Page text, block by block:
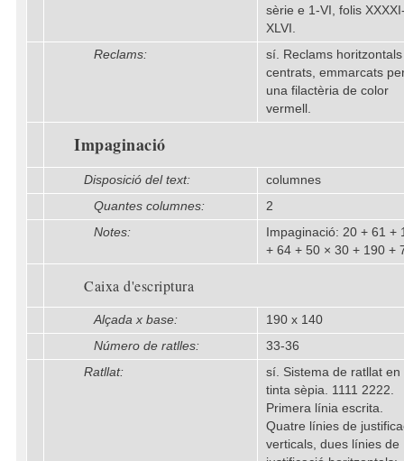
sèrie e 1-VI, folis
XLVI.
Reclams:
sí. Reclams horitzontals
centrats, emmarcats
una filactèria de color
vermell.
Impaginació
Disposició del text:
columnes
Quantes columnes:
2
Notes:
Impaginació: 20 + 61 +
+ 64 + 50 × 30 + 190 +
Caixa d'escriptura
Alçada x base:
190 x 140
Número de ratlles:
33-36
Ratllat:
sí. Sistema de ratllat en
tinta sèpia. 1111 2222.
Primera línia escrita.
Quatre línies de
verticals, dues línies de